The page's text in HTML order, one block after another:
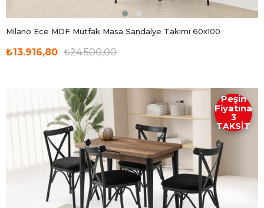
Milano Ece MDF Mutfak Masa Sandalye Takımı 60x100
₺13.916,80 ₺24.500,00
Peşin
Fiyatına
3
TAKSİT